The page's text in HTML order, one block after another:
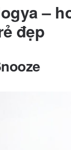
–
đẹp